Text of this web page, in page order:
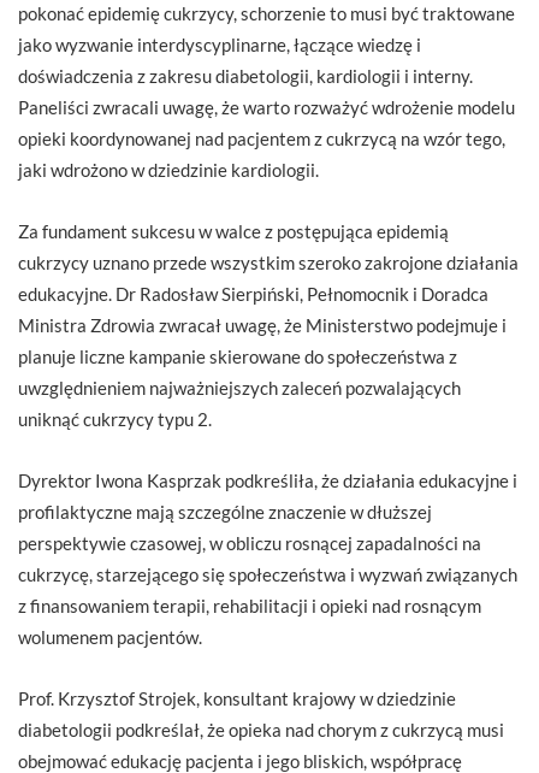
pokonać epidemię cukrzycy, schorzenie to musi być traktowane
jako wyzwanie interdyscyplinarne, łączące wiedzę i
doświadczenia z zakresu diabetologii, kardiologii i interny.
Paneliści zwracali uwagę, że warto rozważyć wdrożenie modelu
opieki koordynowanej nad pacjentem z cukrzycą na wzór tego,
jaki wdrożono w dziedzinie kardiologii.
Za fundament sukcesu w walce z postępująca epidemią
cukrzycy uznano przede wszystkim szeroko zakrojone działania
edukacyjne. Dr Radosław Sierpiński, Pełnomocnik i Doradca
Ministra Zdrowia zwracał uwagę, że Ministerstwo podejmuje i
planuje liczne kampanie skierowane do społeczeństwa z
uwzględnieniem najważniejszych zaleceń pozwalających
uniknąć cukrzycy typu 2.
Dyrektor Iwona Kasprzak podkreśliła, że działania edukacyjne i
profilaktyczne mają szczególne znaczenie w dłuższej
perspektywie czasowej, w obliczu rosnącej zapadalności na
cukrzycę, starzejącego się społeczeństwa i wyzwań związanych
z finansowaniem terapii, rehabilitacji i opieki nad rosnącym
wolumenem pacjentów.
Prof. Krzysztof Strojek, konsultant krajowy w dziedzinie
diabetologii podkreślał, że opieka nad chorym z cukrzycą musi
obejmować edukację pacjenta i jego bliskich, współpracę